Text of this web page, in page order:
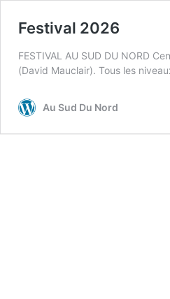
Festival 2026
FESTIVAL AU SUD DU NORD
(David Mauclair). Tous les
Au Sud Du Nord